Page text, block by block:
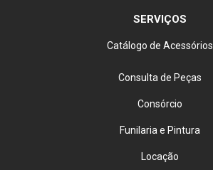
SERVIÇOS
Catálogo de Acessórios
Consulta de Peças
Consórcio
Funilaria e Pintura
Locação